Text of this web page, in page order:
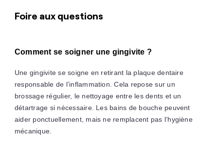
Foire aux questions
Comment se soigner une gingivite ?
Une gingivite se soigne en retirant la plaque dentaire
responsable de l’inflammation. Cela repose sur un
brossage régulier, le nettoyage entre les dents et un
détartrage si nécessaire. Les bains de bouche peuvent
aider ponctuellement, mais ne remplacent pas l’hygiène
mécanique.